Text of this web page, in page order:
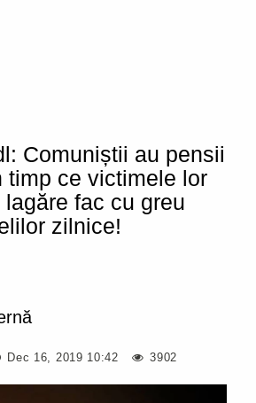
Comuniștii au pensii
timp ce victimele lor
fac cu greu
zilnice!
Dec 16, 2019 10:42 3902